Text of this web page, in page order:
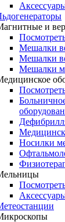
и
Мешалки
Мешалки
Мешалки
Носилки